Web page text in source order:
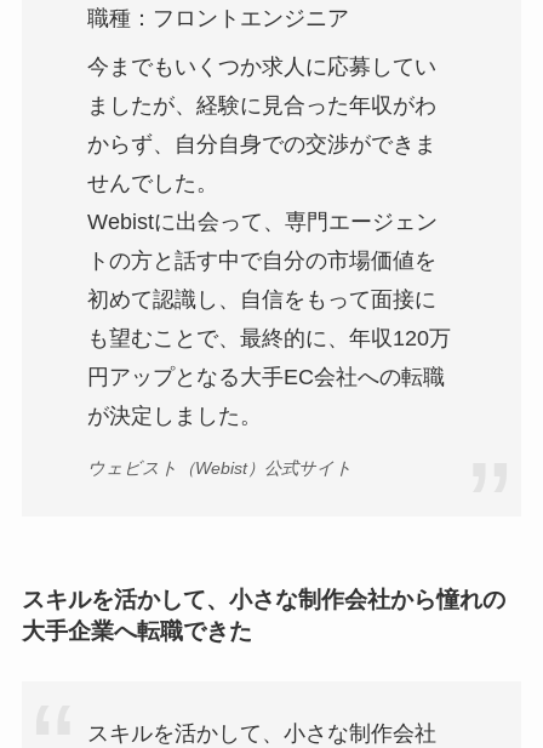
職種：フロントエンジニア
今までもいくつか求人に応募してい
ましたが、経験に見合った年収がわ
からず、自分自身での交渉ができま
せんでした。
Webistに出会って、専門エージェン
トの方と話す中で自分の市場価値を
初めて認識し、自信をもって面接に
も望むことで、最終的に、年収120万
円アップとなる大手EC会社への転職
が決定しました。
ウェビスト（Webist）公式サイト
スキルを活かして、小さな制作会社から憧れの
大手企業へ転職できた
スキルを活かして、小さな制作会社